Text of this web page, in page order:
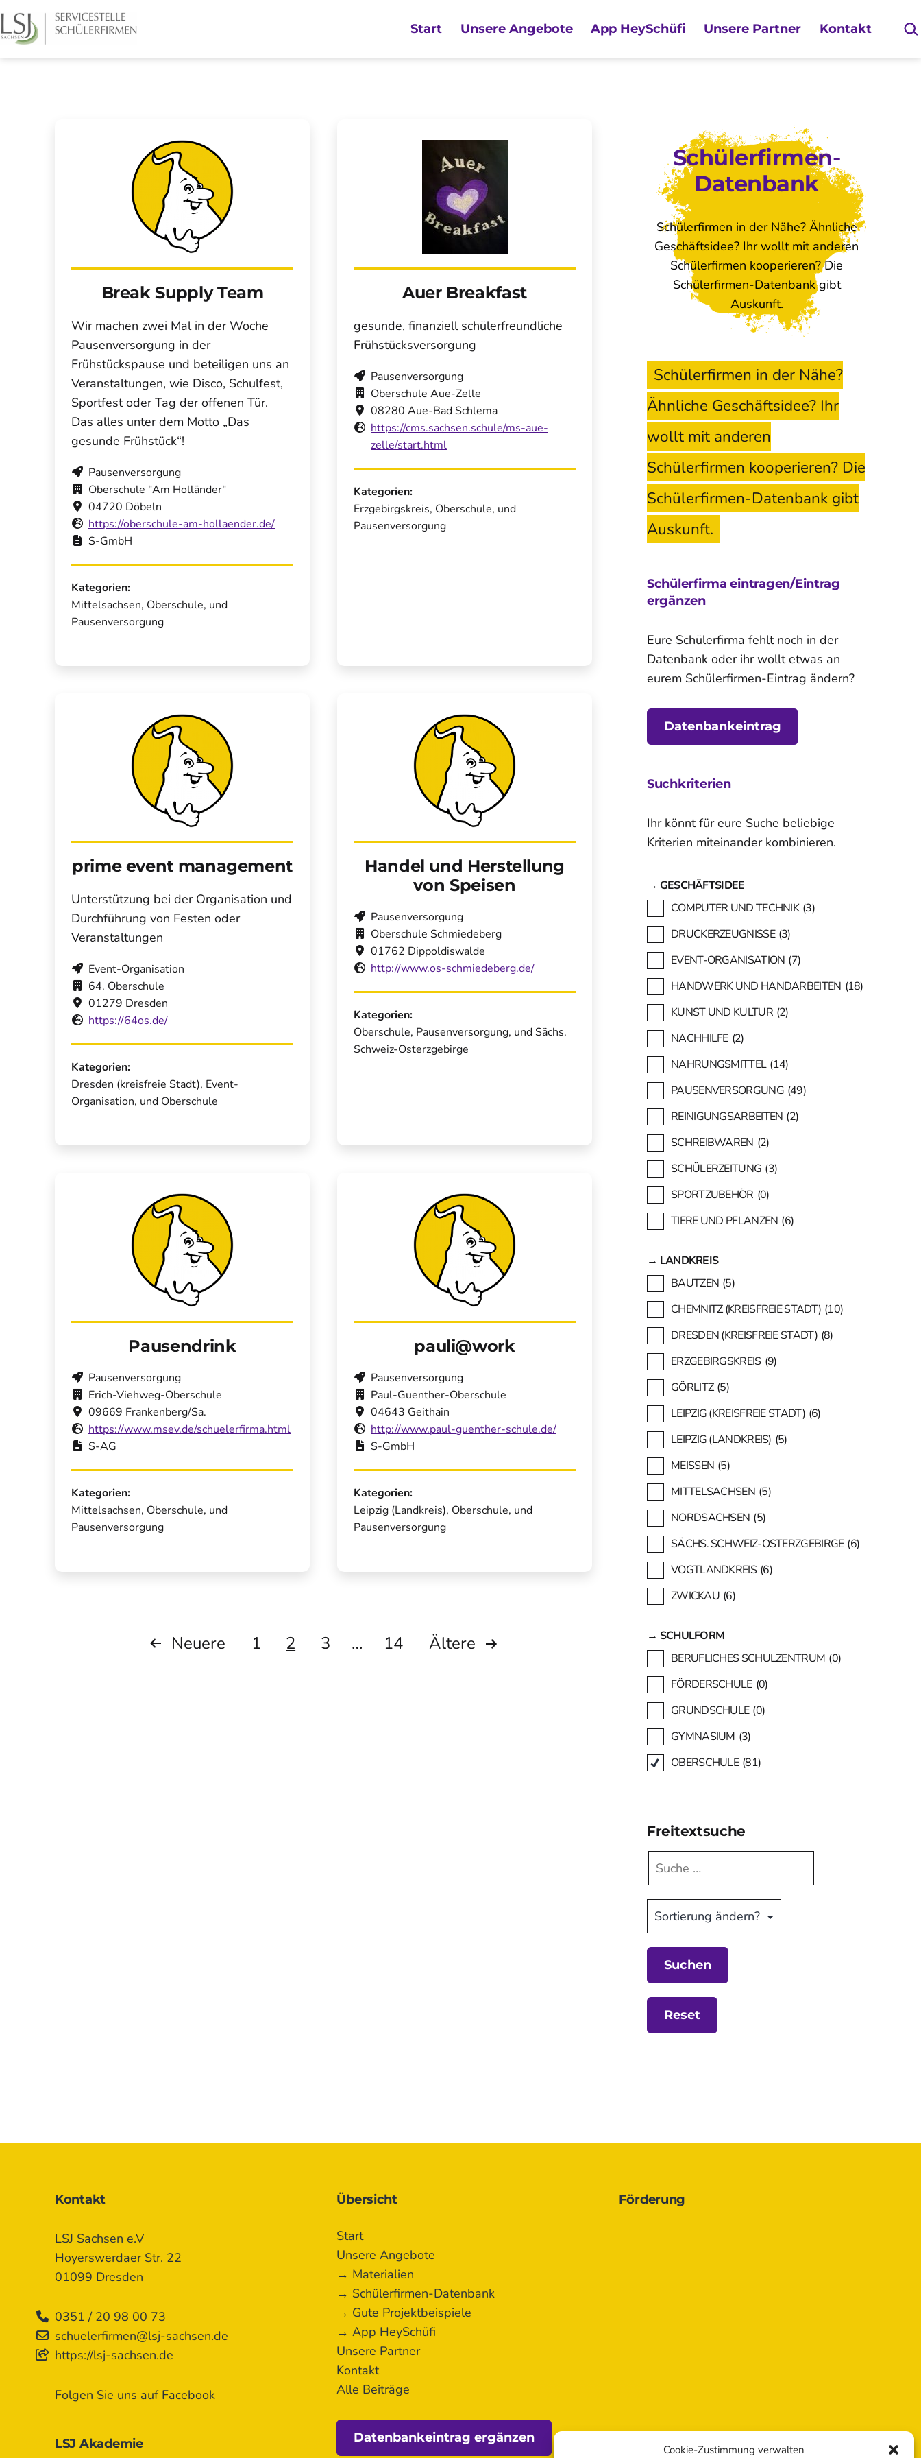
Cookie-Zustimmung verwalten
Zum
Inhalt
springen
Schülerfirmen
Start Unsere Angebote App HeySchüfi Unsere Partner Kontakt
Break Supply Team
Wir machen zwei Mal in der Woche
Pausenversorgung in der
Frühstückspause und beteiligen uns an
Veranstaltungen, wie Disco, Schulfest,
Sportfest oder Tag der offenen Tür.
Das alles unter dem Motto „Das
gesunde Frühstück“!
Pausenversorgung
Oberschule "Am Holländer"
04720 Döbeln
https://oberschule-am-hollaender.de/
S-GmbH
Kategorien:
Mittelsachsen, Oberschule, und
Pausenversorgung
Auer Breakfast
gesunde, finanziell schülerfreundliche
Frühstücksversorgung
Pausenversorgung
Oberschule Aue-Zelle
08280 Aue-Bad Schlema
https://cms.sachsen.schule/ms-aue-
zelle/start.html
Kategorien:
Erzgebirgskreis, Oberschule, und
Pausenversorgung
prime event management
Unterstützung bei der Organisation und
Durchführung von Festen oder
Veranstaltungen
Event-Organisation
64. Oberschule
01279 Dresden
https://64os.de/
Kategorien:
Dresden (kreisfreie Stadt), Event-
Organisation, und Oberschule
Handel und Herstellung
von Speisen
Pausenversorgung
Oberschule Schmiedeberg
01762 Dippoldiswalde
http://www.os-schmiedeberg.de/
Kategorien:
Oberschule, Pausenversorgung, und Sächs.
Schweiz-Osterzgebirge
Pausendrink
Pausenversorgung
Erich-Viehweg-Oberschule
09669 Frankenberg/Sa.
https://www.msev.de/schuelerfirma.html
S-AG
Kategorien:
Mittelsachsen, Oberschule, und
Pausenversorgung
pauli@work
Pausenversorgung
Paul-Guenther-Oberschule
04643 Geithain
http://www.paul-guenther-schule.de/
S-GmbH
Kategorien:
Leipzig (Landkreis), Oberschule, und
Pausenversorgung
Seitennummerierung
Neuere 1 2 3 … 14 Ältere
Schülerfirmen-
Datenbank
Schülerfirmen in der Nähe? Ähnliche
Geschäftsidee? Ihr wollt mit anderen
Schülerfirmen kooperieren? Die
Schülerfirmen-Datenbank gibt
Auskunft.
Schülerfirmen in der Nähe?
Ähnliche Geschäftsidee? Ihr
wollt mit anderen
Schülerfirmen kooperieren? Die
Schülerfirmen-Datenbank gibt
Auskunft.
Schülerfirma eintragen/Eintrag
ergänzen
Eure Schülerfirma fehlt noch in der
Datenbank oder ihr wollt etwas an
eurem Schülerfirmen-Eintrag ändern?
Datenbankeintrag
Suchkriterien
Ihr könnt für eure Suche beliebige
Kriterien miteinander kombinieren.
→ GESCHÄFTSIDEE
COMPUTER UND TECHNIK (3)
DRUCKERZEUGNISSE (3)
EVENT-ORGANISATION (7)
HANDWERK UND HANDARBEITEN (18)
KUNST UND KULTUR (2)
NACHHILFE (2)
NAHRUNGSMITTEL (14)
PAUSENVERSORGUNG (49)
REINIGUNGSARBEITEN (2)
SCHREIBWAREN (2)
SCHÜLERZEITUNG (3)
SPORTZUBEHÖR (0)
TIERE UND PFLANZEN (6)
→ LANDKREIS
BAUTZEN (5)
CHEMNITZ (KREISFREIE STADT) (10)
DRESDEN (KREISFREIE STADT) (8)
ERZGEBIRGSKREIS (9)
GÖRLITZ (5)
LEIPZIG (KREISFREIE STADT) (6)
LEIPZIG (LANDKREIS) (5)
MEISSEN
(5)
MITTELSACHSEN (5)
NORDSACHSEN (5)
SÄCHS. SCHWEIZ-OSTERZGEBIRGE (6)
VOGTLANDKREIS (6)
ZWICKAU (6)
→ SCHULFORM
BERUFLICHES SCHULZENTRUM (0)
FÖRDERSCHULE (0)
GRUNDSCHULE (0)
GYMNASIUM (3)
OBERSCHULE (81)
Freitextsuche
Kontakt
LSJ Sachsen e.V
Hoyerswerdaer Str. 22
01099 Dresden
0351 / 20 98 00 73
schuelerfirmen@lsj-sachsen.de
https://lsj-sachsen.de
Folgen Sie uns auf Facebook
LSJ Akademie
Übersicht
Start
Unsere Angebote
→ Materialien
→ Schülerfirmen-Datenbank
→ Gute Projektbeispiele
→ App HeySchüfi
Unsere Partner
Kontakt
Alle Beiträge
Datenbankeintrag ergänzen
Förderung